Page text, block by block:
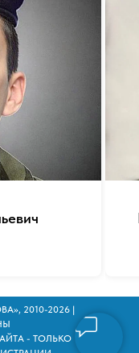
2010-2026 |
- ТОЛЬКО